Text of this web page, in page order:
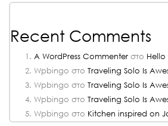
Recent Comments
A WordPress Commenter στο
Wpbingo στο Traveling Solo Is
Wpbingo στο Traveling Solo Is
Wpbingo στο Traveling Solo Is
Wpbingo στο Kitchen inspired on